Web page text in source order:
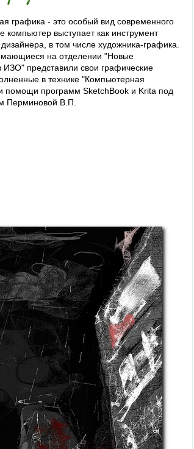
графика - это особый вид современного
компьютер выступает как инструмент
в том числе художника-графика.
на отделении "Новые
ИЗО" представили свои графические
в технике "Компьютерная
помощи программ SketchBook и Krita под
Перминовой В.П.